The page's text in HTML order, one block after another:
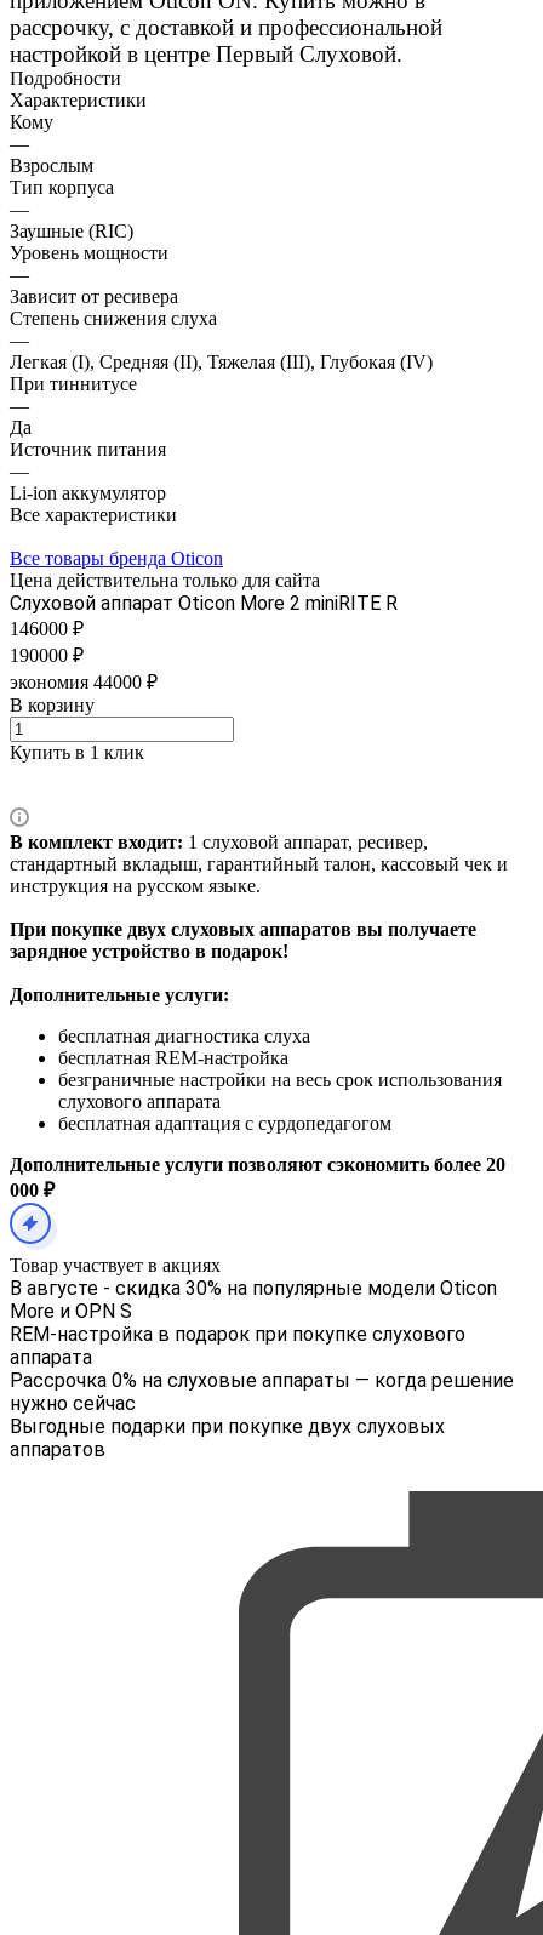
рассрочку, с доставкой и профессиональной
настройкой в центре Первый Слуховой.
Подробности
Характеристики
Кому
—
Взрослым
Тип корпуса
—
Заушные (RIC)
Уровень мощности
—
Зависит от ресивера
Степень снижения слуха
—
Легкая (I), Средняя (II), Тяжелая (III), Глубокая (IV)
При тиннитусе
—
Да
Источник питания
—
Li-ion аккумулятор
Все характеристики
Все товары бренда Oticon
Цена действительна только для сайта
Слуховой аппарат Oticon More 2 miniRITE R
146000 ₽
190000 ₽
экономия 44000 ₽
В корзину
Купить в 1 клик
В комплект входит: 1 слуховой аппарат, ресивер,
стандартный вкладыш, гарантийный талон, кассовый чек и
инструкция на русском языке.
При покупке двух слуховых аппаратов вы получаете
зарядное устройство в подарок!
Дополнительные услуги:
бесплатная диагностика слуха
бесплатная REM-настройка
безграничные настройки на весь срок использования
слухового аппарата
бесплатная адаптация с сурдопедагогом
Дополнительные услуги позволяют сэкономить более 20
000 ₽
Товар участвует в акциях
В августе - скидка 30% на популярные модели Oticon
More и OPN S
REM-настройка в подарок при покупке слухового
аппарата
Рассрочка 0% на слуховые аппараты — когда решение
нужно сейчас
Выгодные подарки при покупке двух слуховых
аппаратов